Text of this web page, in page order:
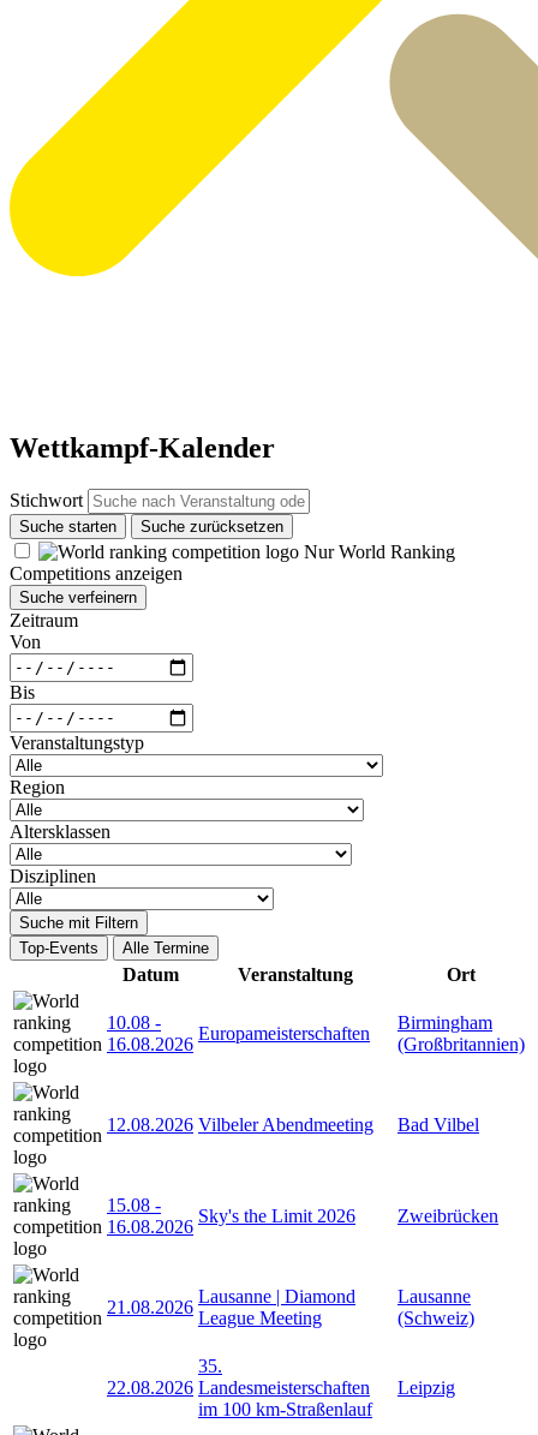
Wettkampf-Kalender
Stichwort
Suche starten Suche zurücksetzen
Nur World Ranking
Competitions anzeigen
Suche verfeinern
Zeitraum
Von
Bis
Veranstaltungstyp
Region
Altersklassen
Disziplinen
Suche mit Filtern
Top-Events
Alle Termine
Datum Veranstaltung Ort
10.08 -
16.08.2026
Europameisterschaften
Birmingham
(Großbritannien)
12.08.2026 Vilbeler Abendmeeting Bad Vilbel
15.08 -
16.08.2026
Sky's the Limit 2026 Zweibrücken
21.08.2026
Lausanne | Diamond
League Meeting
Lausanne
(Schweiz)
22.08.2026
35.
Landesmeisterschaften
im 100 km-Straßenlauf
Leipzig